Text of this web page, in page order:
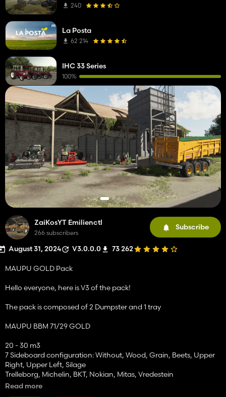
ZaiKosYT Emilienctl
266 subscribers
Subscribe
August 31, 2024 V3.0.0.0 73 262
MAUPU GOLD Pack
Hello everyone, here is V3 of the pack!
The pack is composed of 2 Dumpster and 1 tray
MAUPU BBM 71/29 GOLD
20 - 30 m3
7 Sideboard configuration: Without, Wood, Grain, Beets, Upper
Right, Upper Left, Silage
Trelleborg, Michelin, BKT, Nokian, Mitas, Vredestein
Trunking configuration,
Read more
240
La Posta
62 214
IHC 33 Series
100%